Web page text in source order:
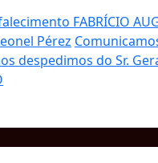
FABRÍCIO
Pérez
despedimos do Sr.